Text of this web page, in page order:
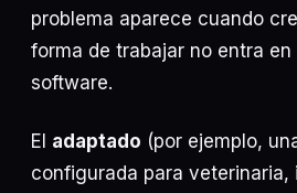
problema aparece cuando
forma de trabajar no entra en
software.
El adaptado (por ejemplo,
configurada para veterinaria,